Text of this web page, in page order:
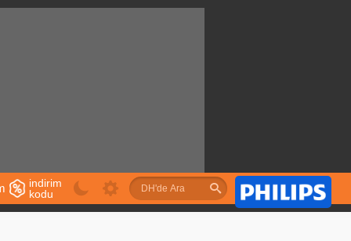
indirim
kodu